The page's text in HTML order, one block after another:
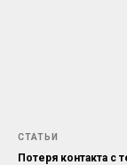
СТАТЬИ
Потеря контакта с